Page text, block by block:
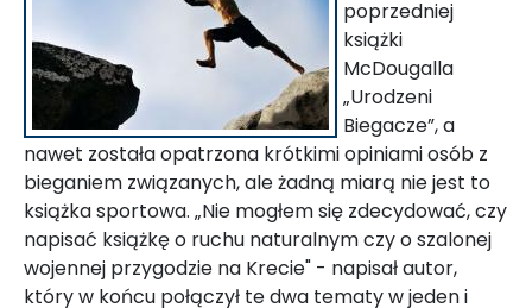
poprzedniej
książki
McDougalla
„Urodzeni
Biegacze”, a
nawet została opatrzona krótkimi opiniami osób z
bieganiem związanych, ale żadną miarą nie jest to
książka sportowa. „Nie mogłem się zdecydować, czy
napisać książkę o ruchu naturalnym czy o szalonej
wojennej przygodzie na Krecie" - napisał autor,
który w końcu połączył te dwa tematy w jeden i